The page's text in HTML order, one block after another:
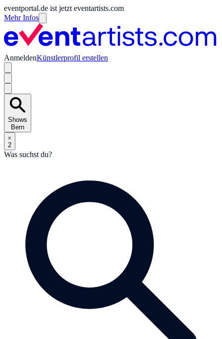
eventportal.de ist jetzt eventartists.com
Mehr Infos
AnmeldenKünstlerprofil erstellen
Shows
Bern
2
Was suchst du?